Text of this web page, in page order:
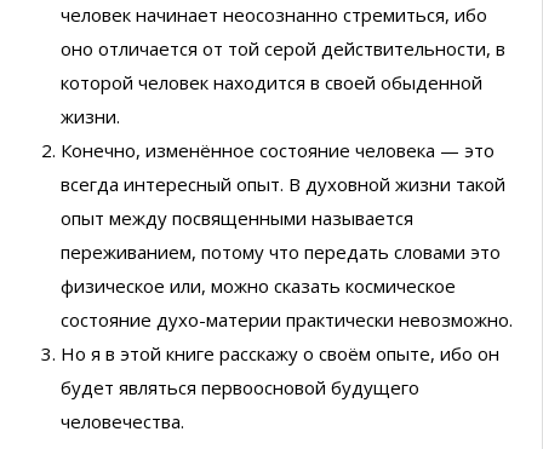
человек начинает неосознанно стремиться, ибо
оно отличается от той серой действительности, в
которой человек находится в своей обыденной
жизни.
Конечно, изменённое состояние человека — это
всегда интересный опыт. В духовной жизни такой
опыт между посвященными называется
переживанием, потому что передать словами это
физическое или, можно сказать космическое
состояние духо-материи практически невозможно.
Но я в этой книге расскажу о своём опыте, ибо он
будет являться первоосновой будущего
человечества.